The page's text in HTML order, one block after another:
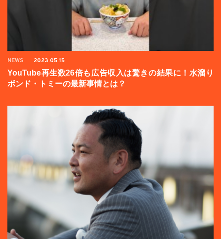
NEWS 2023.05.15
YouTube再生数26倍も広告収入は驚きの結果に！水溜り
ボンド・トミーの最新事情とは？